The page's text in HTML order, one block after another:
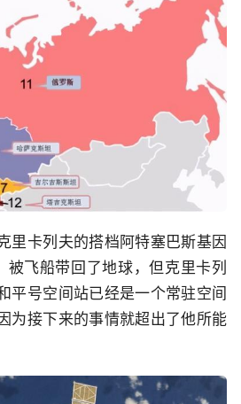
里卡列夫的搭档阿特塞巴斯基因
被飞船带回了地球，但克里卡列
平号空间站已经是一个常驻空间
为接下来的事情就超出了他所能